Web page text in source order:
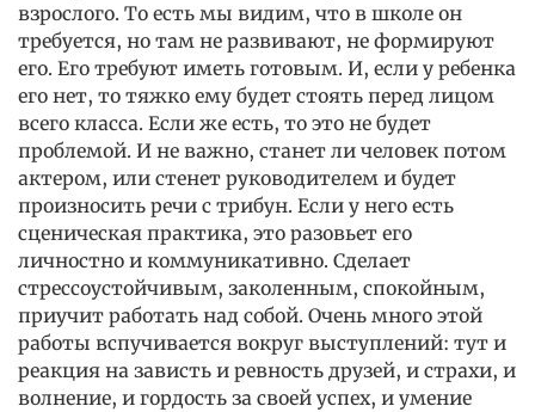
взрослого. То есть мы видим, что в школе он
требуется, но там не развивают, не формируют
его. Его требуют иметь готовым. И, если у ребенка
его нет, то тяжко ему будет стоять перед лицом
всего класса. Если же есть, то это не будет
проблемой. И не важно, станет ли человек потом
актером, или стенет руководителем и будет
произносить речи с трибун. Если у него есть
сценическая практика, это разовьет его
личностно и коммуникативно. Сделает
стрессоустойчивым, заколенным, спокойным,
приучит работать над собой. Очень много этой
работы вспучивается вокруг выступлений: тут и
реакция на зависть и ревность друзей, и страхи, и
волнение, и гордость за своей успех, и умение